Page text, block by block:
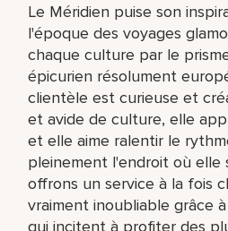
Le Méridien puise son
l'époque des voyages
chaque culture par le
épicurien résolument
clientèle est curieuse et
et avide de culture, elle
et elle aime ralentir le
pleinement l'endroit où elle
offrons un service à la fois
vraiment inoubliable grâce
qui incitent à profiter des